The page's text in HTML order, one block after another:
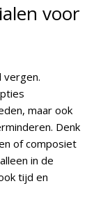
voor
vergen.
maar ook
Denk
of composiet
in de
tijd en